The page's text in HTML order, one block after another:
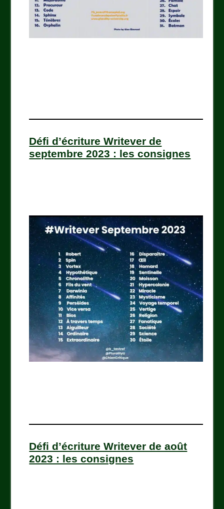
Défi d’écriture Writever de
septembre 2023 : les consignes
Défi d’écriture Writever de août
2023 : les consignes